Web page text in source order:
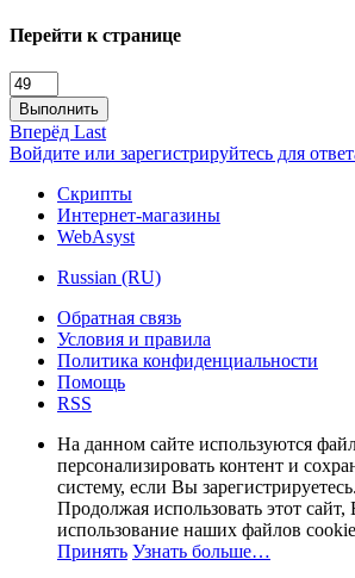
Перейти к странице
Выполнить
Вперёд Last
Войдите или зарегистрируйтесь для
Скрипты
Интернет-магазины
WebAsyst
Russian (RU)
Обратная связь
Условия и правила
Политика конфиденциальности
Помощь
RSS
На данном сайте используются
персонализировать контент и
систему, если Вы зарегистрируетесь.
Продолжая использовать этот сайт,
использование наших файлов
Принять Узнать больше…